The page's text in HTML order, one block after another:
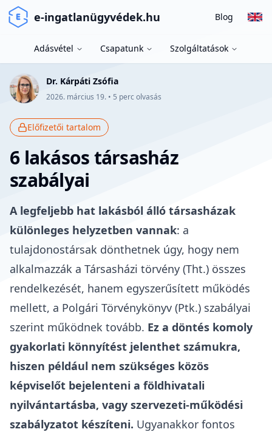
e-ingatlanügyvédek.hu Blog
Adásvétel Csapatunk Szolgáltatások
Dr. Kárpáti Zsófia
2026. március 19. • 5 perc olvasás
Előfizetői tartalom
6 lakásos társasház
szabályai
A legfeljebb hat lakásból álló társasházak
különleges helyzetben vannak: a
tulajdonostársak dönthetnek úgy, hogy nem
alkalmazzák a Társasházi törvény (Tht.) összes
rendelkezését, hanem egyszerűsített működés
mellett, a Polgári Törvénykönyv (Ptk.) szabályai
szerint működnek tovább. Ez a döntés komoly
gyakorlati könnyítést jelenthet számukra,
hiszen például nem szükséges közös
képviselőt bejelenteni a földhivatali
nyilvántartásba, vagy szervezeti-működési
szabályzatot készíteni. Ugyanakkor fontos